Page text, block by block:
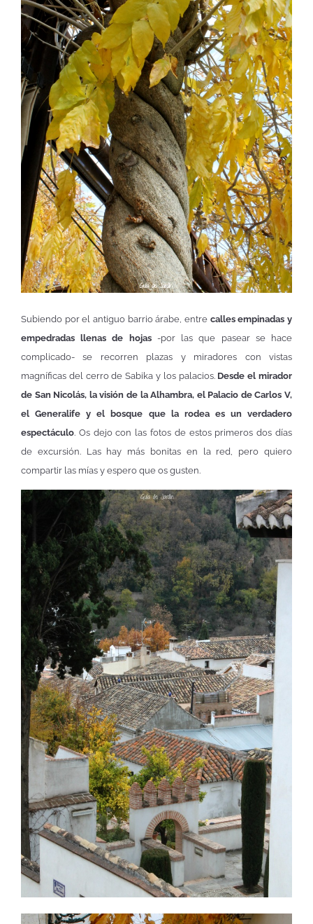
Subiendo por el antiguo barrio árabe, entre calles empinadas y
empedradas llenas de hojas-por las que pasear se hace
complicado- se recorren plazas y miradores con vistas
magníficas del cerro de Sabika y los palacios. Desde el mirador
de San Nicolás, la visión de la Alhambra, el Palacio de Carlos V,
el Generalife y el bosque que la rodea es un verdadero
espectáculo. Os dejo con las fotos de estos primeros dos días
de excursión. Las hay más bonitas en la red, pero quiero
compartir las mías y espero que os gusten.